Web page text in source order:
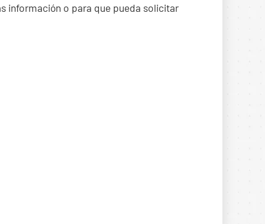
información o para que pueda solicitar